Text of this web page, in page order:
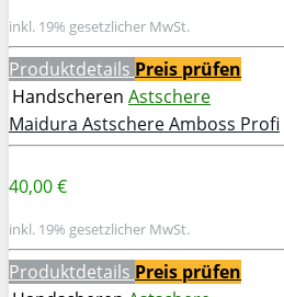
inkl. 19% gesetzlicher MwSt.
Produktdetails Preis prüfen
Handscheren Astschere
Maidura Astschere Amboss Profi
40,00 €
inkl. 19% gesetzlicher MwSt.
Produktdetails Preis prüfen